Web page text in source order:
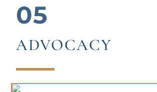
05
ADVOCACY